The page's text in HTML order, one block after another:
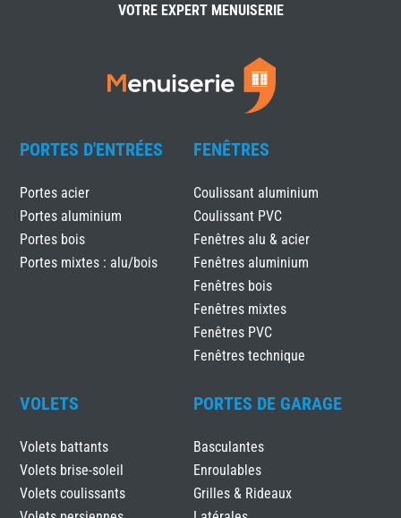
VOTRE EXPERT MENUISERIE
PORTES D'ENTRÉES
Portes acier
Portes aluminium
Portes bois
Portes mixtes : alu/bois
FENÊTRES
Coulissant aluminium
Coulissant PVC
Fenêtres alu & acier
Fenêtres aluminium
Fenêtres bois
Fenêtres mixtes
Fenêtres PVC
Fenêtres technique
VOLETS
Volets battants
Volets brise-soleil
Volets coulissants
PORTES DE GARAGE
Basculantes
Enroulables
Grilles & Rideaux